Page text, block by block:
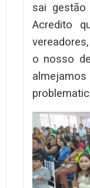
sai
Acredito
o nosso